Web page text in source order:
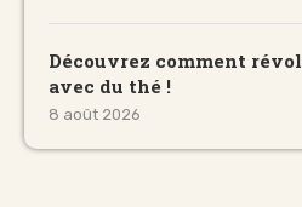
Découvrez comment
avec du thé !
8 août 2026